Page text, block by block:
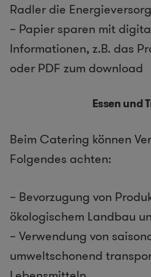
Radler die
– Papier sparen mit
Informationen, z.B. das
oder PDF zum download
Essen und
Beim Catering können
Folgendes achten:
– Bevorzugung von
ökologischem Landbau
– Verwendung von
umweltschonend